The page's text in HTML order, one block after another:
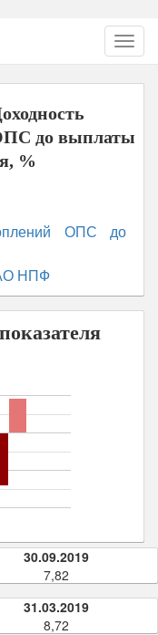
до выплаты
%
ОПС до
НПФ
30.09.2019
7,82
31.03.2019
8,72